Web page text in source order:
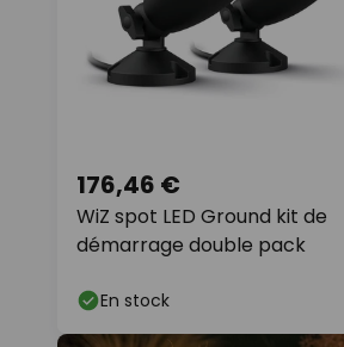
WiZ spot LED Ground kit de
démarrage double pack
176,46 €
En stock